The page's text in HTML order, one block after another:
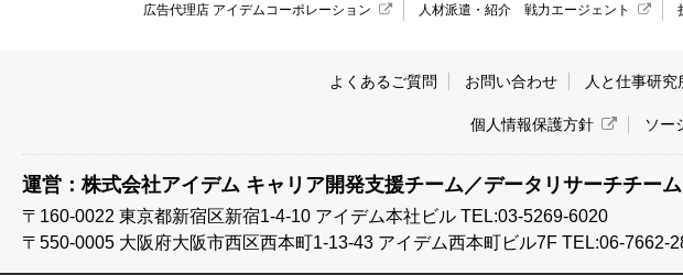
広告代理店 アイデムコーポレーション 人材派遣・紹介 戦力エージェント
よくあるご質問 お問い合わせ 人と仕事研究
個人情報保護方針 ソー
運営：株式会社アイデム キャリア開発支援チーム／データリサーチチーム
〒160-0022 東京都新宿区新宿1-4-10 アイデム本社ビル TEL:03-5269-6020
〒550-0005 大阪府大阪市西区西本町1-13-43 アイデム西本町ビル7F TEL:06-7662-